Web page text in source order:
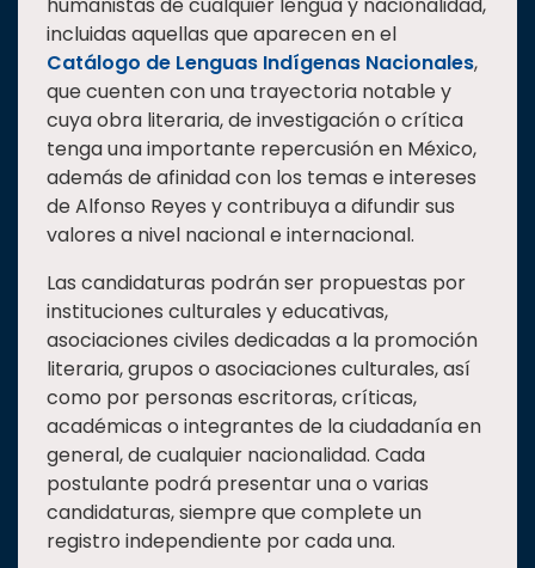
humanistas de cualquier lengua y nacionalidad,
incluidas aquellas que aparecen en el
Catálogo de Lenguas Indígenas Nacionales,
que cuenten con una trayectoria notable y
cuya obra literaria, de investigación o crítica
tenga una importante repercusión en México,
además de afinidad con los temas e intereses
de Alfonso Reyes y contribuya a difundir sus
valores a nivel nacional e internacional.
Las candidaturas podrán ser propuestas por
instituciones culturales y educativas,
asociaciones civiles dedicadas a la promoción
literaria, grupos o asociaciones culturales, así
como por personas escritoras, críticas,
académicas o integrantes de la ciudadanía en
general, de cualquier nacionalidad. Cada
postulante podrá presentar una o varias
candidaturas, siempre que complete un
registro independiente por cada una.